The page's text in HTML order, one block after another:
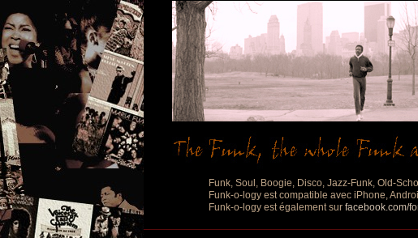
Funk, Soul, Boogie, Disco, Jazz-Funk, Old-
Funk-o-logy est compatible avec iPhone,
Funk-o-logy est également sur facebook.com/